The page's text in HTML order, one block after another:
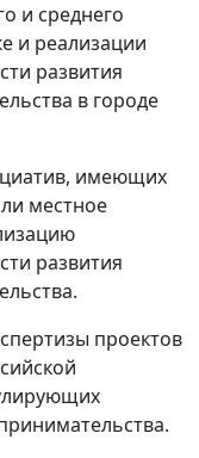
и среднего
и реализации
развития
в городе
имеющих
местное
развития
проектов